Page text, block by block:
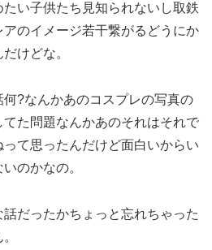
い子供たち見知られないし取鉄
のイメージ若干繋がるどうにか
けどな。
?なんかあのコスプレの写真の
てた問題なんかあのそれはそれで
て思ったんだけど面白いからい
のかなの。
だったかちょっと忘れちゃった